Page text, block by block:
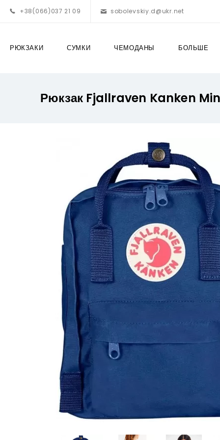
+38(066)037 21 09 sobolevskiy.d@ukr.net
РЮКЗАКИ СУМКИ ЧЕМОДАНЫ БОЛЬШЕ
Рюкзак Fjallraven Kanken